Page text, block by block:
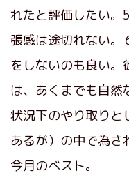
れたと評価したい
張感は途切れない。
をしないのも良い。
は、あくまでも自然
状況下のやり取りと
あるが）の中で為さ
今月のベスト。